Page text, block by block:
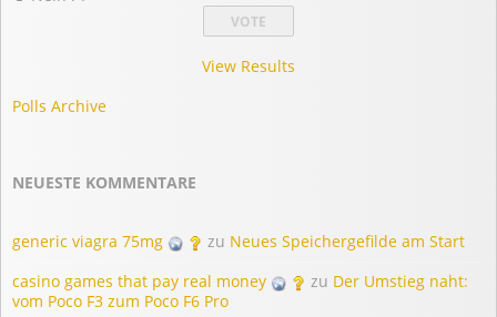
View Results
Polls Archive
NEUESTE KOMMENTARE
generic viagra 75mg zu Neues Speichergefilde am Start
casino games that pay real money
zu Der Umstieg naht:
vom Poco F3 zum Poco F6 Pro